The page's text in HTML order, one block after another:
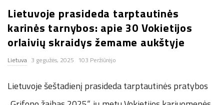
n
.
n
e
Lietuvoje prasideda tarptautinės
karinės tarnybos: apie 30 Vokietijos
orlaivių skraidys žemame aukštyje
Lietuva 3 gegužės, 2025 103 Peržiūrėjo
Lietuvoje šeštadienį prasideda tarptautinės pratybos